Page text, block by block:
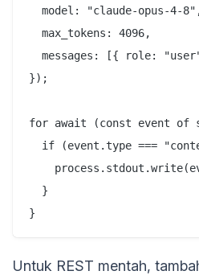
model: "claude-opus-4-
  max_tokens: 4096,
messages: [{ role:
});
for await (const event of
if (event.type ===
  }
Untuk REST mentah,